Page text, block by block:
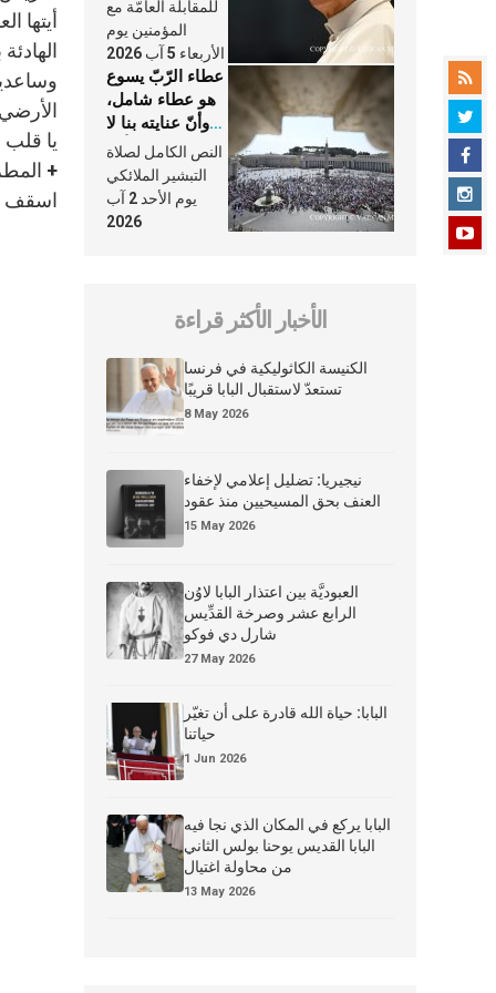
أيتها
يا قلب
+
اسقف
الكنيسة
للمقابلة العامّة مع
المؤمنين يوم
الأربعاء 5 آب 2026
عطاء الرّبّ يسوع
هو عطاء شامل،
وأنّ عنايته بنا لا
تغيب عنّا أبدًا
النص الكامل لصلاة
التبشير الملائكي
يوم الأحد 2 آب
2026
الأخبار الأكثر قراءة
الكنيسة الكاثوليكية في فرنسا
تستعدّ لاستقبال البابا قريبًا
8 May 2026
نيجيريا: تضليل إعلامي لإخفاء
العنف بحق المسيحيين منذ عقود
15 May 2026
العبوديَّة بين اعتذار البابا لاوُن
الرابع عشر وصرخة القدِّيس
شارل دي فوكو
27 May 2026
البابا: حياة الله قادرة على أن تغيّر
حياتنا
1 Jun 2026
البابا يركع في المكان الذي نجا فيه
البابا القديس يوحنا بولس الثاني
من محاولة اغتيال
13 May 2026